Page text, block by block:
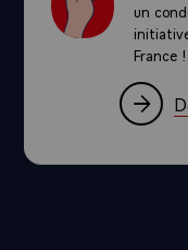
un
France !